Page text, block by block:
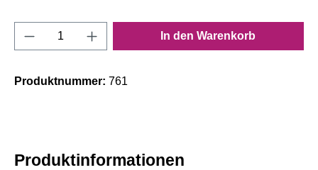
Produkt Anzahl: Gib den gewünschten
In den Warenkorb
Produktnummer: 761
Produktinformationen